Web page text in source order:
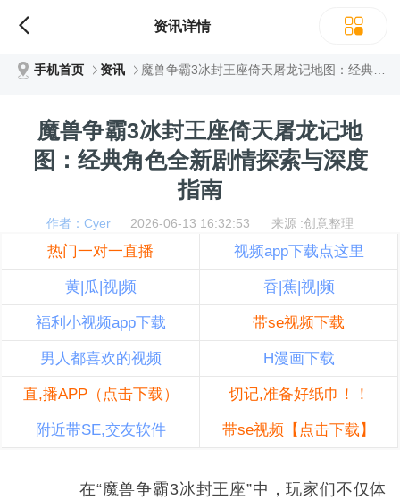
资讯详情
手机首页 资讯
魔兽争霸3冰封王座倚天屠龙记地
图：经典角色全新剧情探索与深度
指南
作者：Cyer 2026-06-13 16:32:53 来源 :创意整理
热门一对一直播 视频app下载点这里
黄|瓜|视|频 香|蕉|视|频
福利小视频app下载 带se视频下载
男人都喜欢的视频 H漫画下载
直,播APP（点击下载） 切记,准备好纸巾！！
附近带SE,交友软件 带se视频【点击下载】
在“魔兽争霸3冰封王座”中，玩家们不仅体